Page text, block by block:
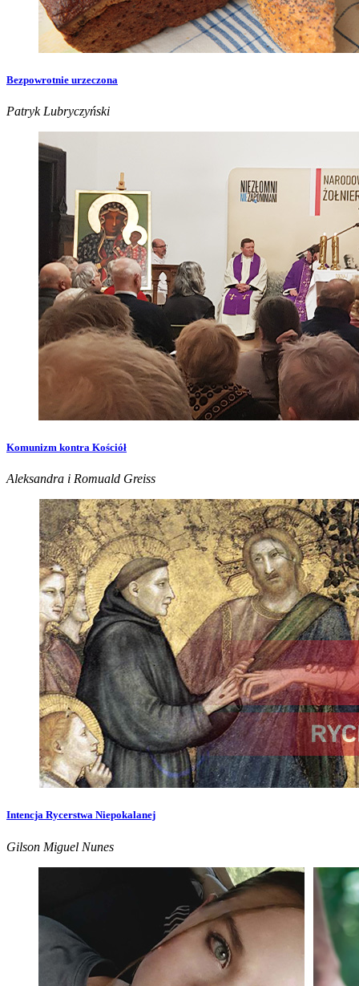
Bezpowrotnie urzeczona
Patryk Lubryczyński
Komunizm kontra Kościół
Aleksandra i Romuald Greiss
Intencja Rycerstwa Niepokalanej
Gilson Miguel Nunes